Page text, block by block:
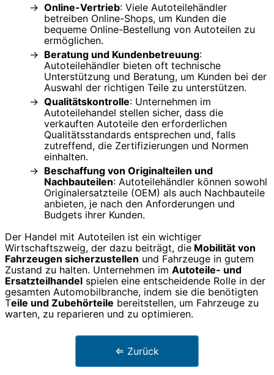
Online-Vertrieb: Viele Autoteilehändler
betreiben Online-Shops, um Kunden die
bequeme Online-Bestellung von Autoteilen zu
ermöglichen.
Beratung und Kundenbetreuung:
Autoteilehändler bieten oft technische
Unterstützung und Beratung, um Kunden bei der
Auswahl der richtigen Teile zu unterstützen.
Qualitätskontrolle: Unternehmen im
Autoteilehandel stellen sicher, dass die
verkauften Autoteile den erforderlichen
Qualitätsstandards entsprechen und, falls
zutreffend, die Zertifizierungen und Normen
einhalten.
Beschaffung von Originalteilen und
Nachbauteilen: Autoteilehändler können sowohl
Originalersatzteile (OEM) als auch Nachbauteile
anbieten, je nach den Anforderungen und
Budgets ihrer Kunden.
Der Handel mit Autoteilen ist ein wichtiger
Wirtschaftszweig, der dazu beiträgt, die Mobilität von
Fahrzeugen sicherzustellen und Fahrzeuge in gutem
Zustand zu halten. Unternehmen im Autoteile- und
Ersatzteilhandel spielen eine entscheidende Rolle in der
gesamten Automobilbranche, indem sie die benötigten
Teile und Zubehörteile bereitstellen, um Fahrzeuge zu
warten, zu reparieren und zu optimieren.
⇐ Zurück